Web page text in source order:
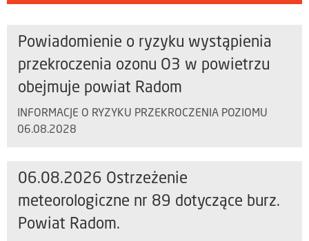
Powiadomienie o ryzyku wystąpienia
przekroczenia ozonu O3 w powietrzu
obejmuje powiat Radom
INFORMACJE O RYZYKU PRZEKROCZENIA POZIOMU
06.08.2028
06.08.2026 Ostrzeżenie
meteorologiczne nr 89 dotyczące burz.
Powiat Radom.